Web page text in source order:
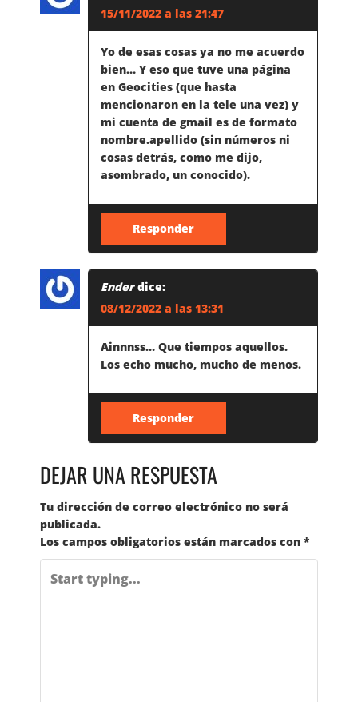
15/11/2022 a las 21:47
Yo de esas cosas ya no me acuerdo
bien… Y eso que tuve una página
en Geocities (que hasta
mencionaron en la tele una vez) y
mi cuenta de gmail es de formato
nombre.apellido (sin números ni
cosas detrás, como me dijo,
asombrado, un conocido).
Responder
Ender dice:
08/12/2022 a las 13:31
Ainnnss… Que tiempos aquellos.
Los echo mucho, mucho de menos.
Responder
DEJAR UNA RESPUESTA
Tu dirección de correo electrónico no será
publicada.
Los campos obligatorios están marcados con *